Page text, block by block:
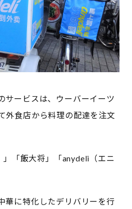
サービスは、ウーバーイーツ
外食店から料理の配達を注文
「飯大将」「anydeli（エニ
華に特化したデリバリーを行